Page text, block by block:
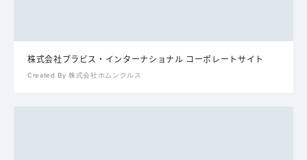
株式会社ブラビス・インターナショナル コーポレートサイト
Created By 株式会社ホムンクルス